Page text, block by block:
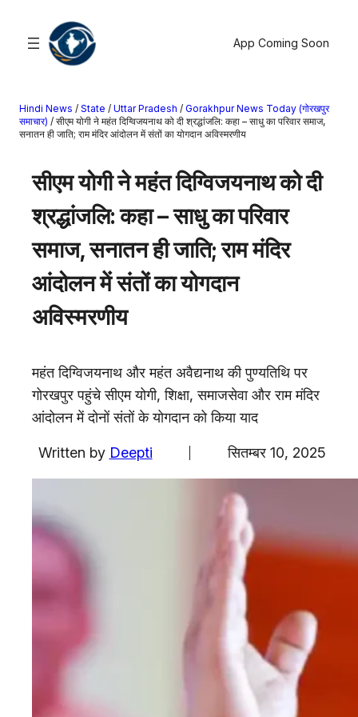
खोजें
खेल
राज्य
आस्था
राष्ट्रीय
व्यापार
करियर
अंतरराष्ट्रीय
एजुकेशन
Facebook
Instagram
X
App Coming Soon
Hindi News / State / Uttar Pradesh / Gorakhpur News Today (गोरखपुर
समाचार) / सीएम योगी ने महंत दिग्विजयनाथ को दी श्रद्धांजलि: कहा – साधु का परिवार समाज,
सनातन ही जाति; राम मंदिर आंदोलन में संतों का योगदान अविस्मरणीय
सीएम योगी ने महंत दिग्विजयनाथ को दी
श्रद्धांजलि: कहा – साधु का परिवार
समाज, सनातन ही जाति; राम मंदिर
आंदोलन में संतों का योगदान
अविस्मरणीय
महंत दिग्विजयनाथ और महंत अवैद्यनाथ की पुण्यतिथि पर
गोरखपुर पहुंचे सीएम योगी, शिक्षा, समाजसेवा और राम मंदिर
आंदोलन में दोनों संतों के योगदान को किया याद
Written by Deepti सितम्बर 10, 2025